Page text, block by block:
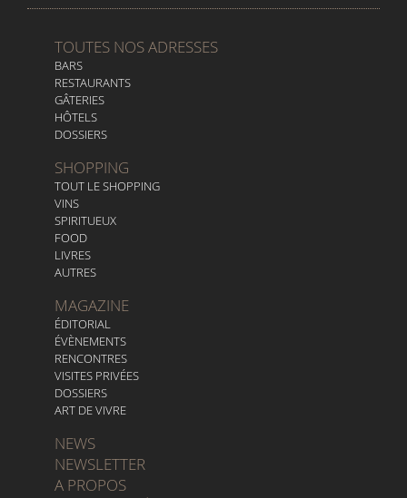
TOUTES NOS ADRESSES
BARS
RESTAURANTS
GÂTERIES
HÔTELS
DOSSIERS
SHOPPING
TOUT LE SHOPPING
VINS
SPIRITUEUX
FOOD
LIVRES
AUTRES
MAGAZINE
ÉDITORIAL
ÉVÈNEMENTS
RENCONTRES
VISITES PRIVÉES
DOSSIERS
ART DE VIVRE
NEWS
NEWSLETTER
A PROPOS